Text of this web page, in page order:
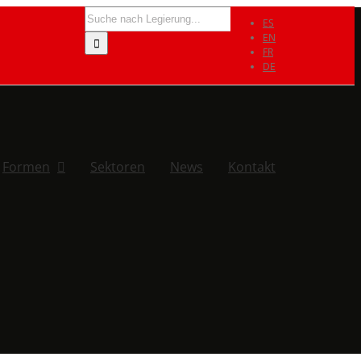
ES
EN
FR
DE
Search
for:
Formen Sektoren News Kontakt